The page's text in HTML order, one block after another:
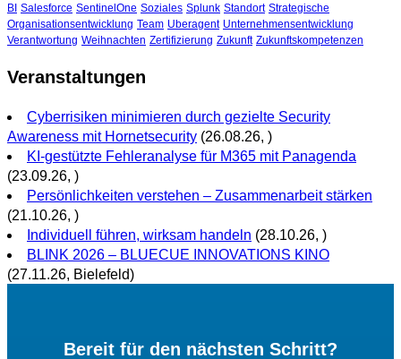
BI Salesforce SentinelOne Soziales Splunk Standort Strategische
Organisationsentwicklung Team Uberagent Unternehmensentwicklung
Verantwortung Weihnachten Zertifizierung Zukunft Zukunftskompetenzen
Veranstaltungen
Cyberrisiken minimieren durch gezielte Security
Awareness mit Hornetsecurity (26.08.26, )
KI-gestützte Fehleranalyse für M365 mit Panagenda
(23.09.26, )
Persönlichkeiten verstehen – Zusammenarbeit stärken
(21.10.26, )
Individuell führen, wirksam handeln (28.10.26, )
BLINK 2026 – BLUECUE INNOVATIONS KINO
(27.11.26, Bielefeld)
Bereit für den nächsten Schritt?